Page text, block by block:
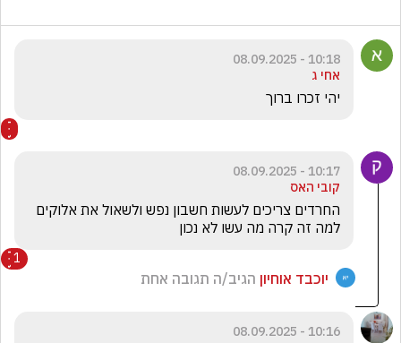
10:18 - 08.09.2025
אחי ג
יהי זכרו ברוך
10:17 - 08.09.2025
קובי האס
למה זה קרה מה עשו לא נכון
1
יוכבד אוחיון הגיב/ה תגובה אחת
10:16 - 08.09.2025